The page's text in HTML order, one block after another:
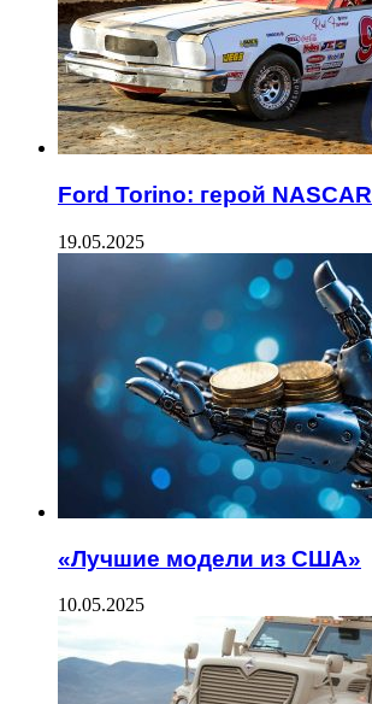
Ford Torino: герой NASCAR
19.05.2025
«Лучшие модели из США»
10.05.2025